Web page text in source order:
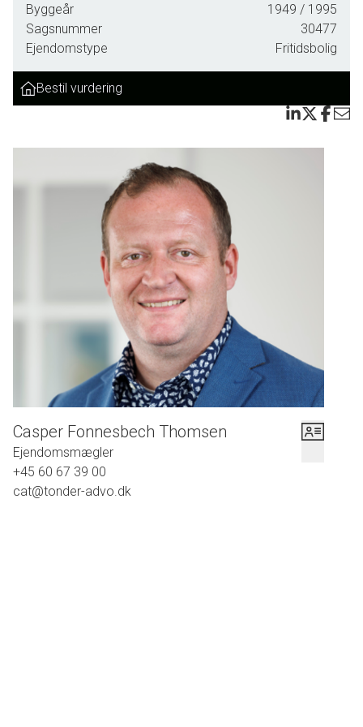
Byggeår
1949 / 1995
Sagsnummer
30477
Ejendomstype
Fritidsbolig
Bestil vurdering
Casper Fonnesbech Thomsen
Ejendomsmægler
+45 60 67 39 00
cat@tonder-advo.dk